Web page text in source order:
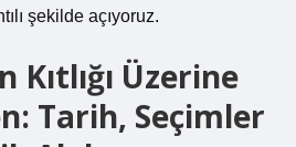
şekilde açıyoruz.
Kıtlığı Üzerine
Tarih, Seçimler